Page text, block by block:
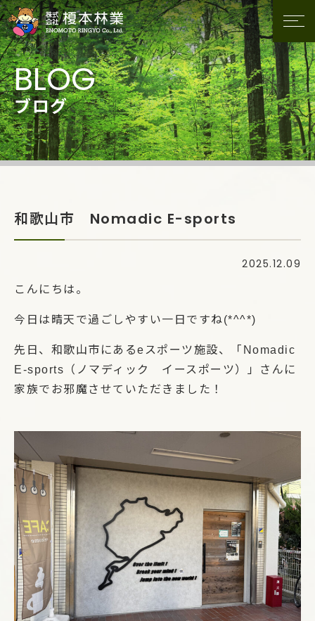
ブログ
和歌山市 Nomadic E-sports
2025.12.09
こんにちは。
今日は晴天で過ごしやすい一日ですね(*^^*)
先日、和歌山市にあるeスポーツ施設、「Nomadic
E-sports（ノマディック イースポーツ）」さんに
家族でお邪魔させていただきました！